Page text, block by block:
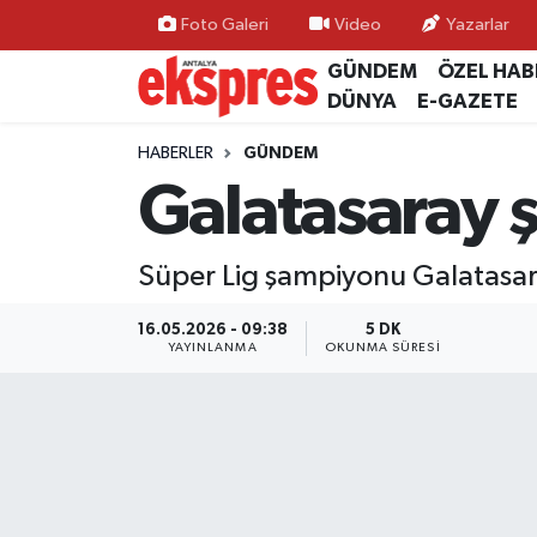
Foto Galeri Video Yazarlar
GÜNDEM ÖZEL
DÜNYA
E-GAZETE
HABERLER GÜNDEM
Galatasaray
Süper Lig şampiyonu
16.05.2026 - 09:38
YAYINLANMA
5 DK
OKUNMA SÜRESI
ÖZEL HABER
GÜNDEM
YEREL GÜNDEM
EKONOMİ
KÜLTÜR - SANAT
Nöbetçi Eczaneler
Hava Durumu
Trafik Durumu
Süper Lig Puan Durumu ve Fikstür
Tüm Manşetler